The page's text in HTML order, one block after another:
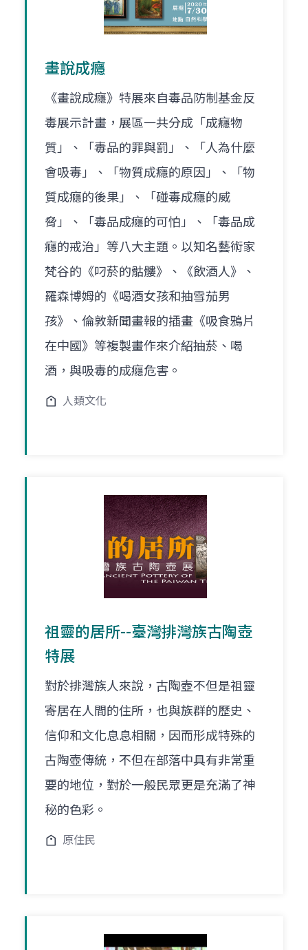
畫說成癮
《畫說成癮》特展來自毒品防制基金反
毒展示計畫，展區一共分成「成癮物
質」、「毒品的罪與罰」、「人為什麼
會吸毒」、「物質成癮的原因」、「物
質成癮的後果」、「碰毒成癮的威
脅」、「毒品成癮的可怕」、「毒品成
癮的戒治」等八大主題。以知名藝術家
梵谷的《叼菸的骷髏》、《飲酒人》、
羅森博姆的《喝酒女孩和抽雪茄男
孩》、倫敦新聞畫報的插畫《吸食鴉片
在中國》等複製畫作來介紹抽菸、喝
酒，與吸毒的成癮危害。
人類文化
祖靈的居所--臺灣排灣族古陶壺
特展
對於排灣族人來說，古陶壺不但是祖靈
寄居在人間的住所，也與族群的歷史、
信仰和文化息息相關，因而形成特殊的
古陶壺傳統，不但在部落中具有非常重
要的地位，對於一般民眾更是充滿了神
秘的色彩。
原住民